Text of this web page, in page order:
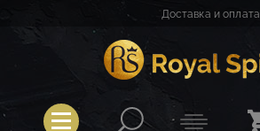
Доставка и оплата
Royal Spice